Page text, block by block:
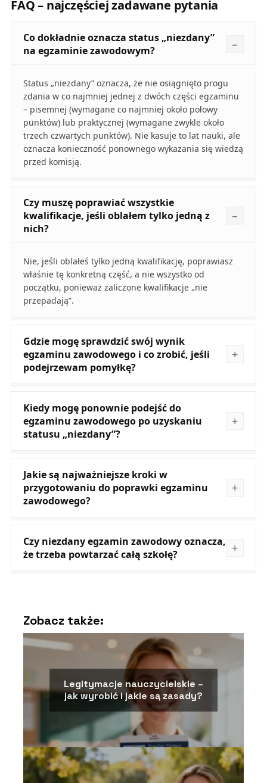
FAQ – najczęściej zadawane pytania
Co dokładnie oznacza status „niezdany”
na egzaminie zawodowym?
Status „niezdany” oznacza, że nie osiągnięto progu
zdania w co najmniej jednej z dwóch części egzaminu
– pisemnej (wymagane co najmniej około połowy
punktów) lub praktycznej (wymagane zwykle około
trzech czwartych punktów). Nie kasuje to lat nauki, ale
oznacza konieczność ponownego wykazania się wiedzą
przed komisją.
Czy muszę poprawiać wszystkie
kwalifikacje, jeśli oblałem tylko jedną z
nich?
Nie, jeśli oblałeś tylko jedną kwalifikację, poprawiasz
właśnie tę konkretną część, a nie wszystko od
początku, ponieważ zaliczone kwalifikacje „nie
przepadają”.
Gdzie mogę sprawdzić swój wynik
egzaminu zawodowego i co zrobić, jeśli
podejrzewam pomyłkę?
Kiedy mogę ponownie podejść do
egzaminu zawodowego po uzyskaniu
statusu „niezdany”?
Jakie są najważniejsze kroki w
przygotowaniu do poprawki egzaminu
zawodowego?
Czy niezdany egzamin zawodowy oznacza,
że trzeba powtarzać całą szkołę?
Zobacz także:
Legitymacje nauczycielskie –
jak wyrobić i jakie są zasady?